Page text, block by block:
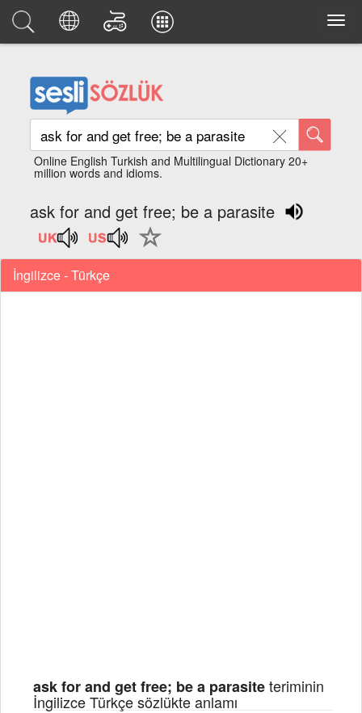
Online English Turkish and Multilingual Dictionary 20+
million words and idioms.
ask for and get free; be a parasite
İngilizce - Türkçe
ask for and get free; be a parasiteteriminin
İngilizce Türkçe sözlükte anlamı